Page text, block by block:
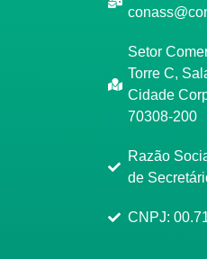
Setor
Torre C,
Cidade
70308-200
Razão
de
CNPJ: